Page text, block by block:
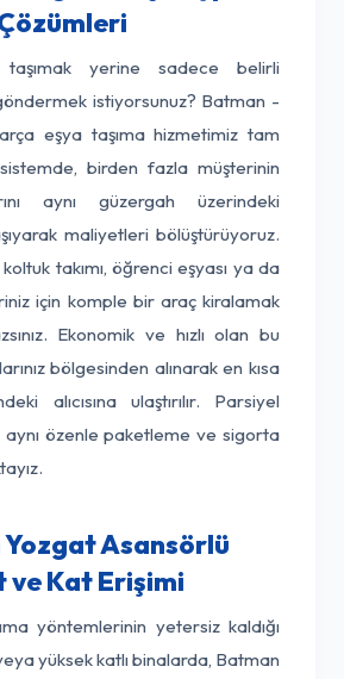
yerine sadece belirli
göndermek istiyorsunuz? Batman -
eşya taşıma hizmetimiz tam
birden fazla müşterinin
aynı güzergah üzerindeki
maliyetleri bölüştürüyoruz.
takımı, öğrenci eşyası ya da
için komple bir araç kiralamak
Ekonomik ve hızlı olan bu
bölgesinden alınarak en kısa
alıcısına ulaştırılır. Parsiyel
aynı özenle paketleme ve sigorta
Asansörlü
ve Kat Erişimi
yöntemlerinin yetersiz kaldığı
yüksek katlı binalarda, Batman